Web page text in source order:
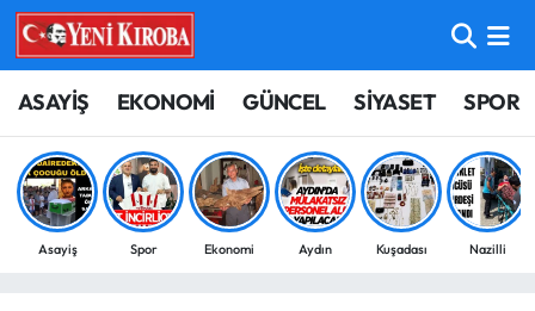
ASAYİŞ EKONOMİ GÜNCEL SİYASET SPOR
Asayiş Spor Ekonomi Aydın Kuşadası Nazilli
ASAYİŞ
BİLİM-TEKNOLOJİ
ÇEVRE
Aydın Nöbetçi Eczaneler
Aydın Hava Durumu
Aydin Namaz Vakitleri